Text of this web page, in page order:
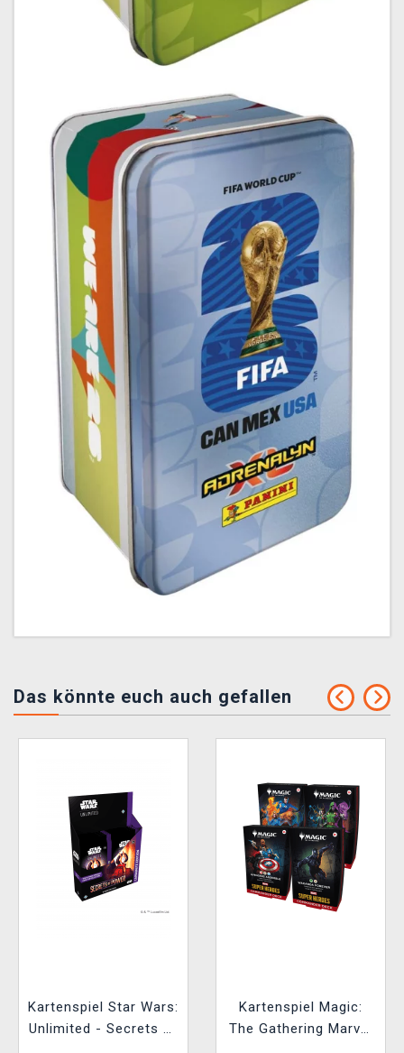
Das könnte euch auch gefallen
Kartenspiel Star Wars:
Unlimited - Secrets of
Kartenspiel Magic:
The Gathering Marvel